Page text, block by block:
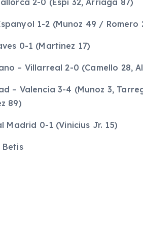
1-2 (Munoz 49 / Romero
0-1 (Martinez 17)
– Villarreal 2-0 (Camello 28,
– Valencia 3-4 (Munoz 3,
89)
Madrid 0-1 (Vinicius Jr. 15)
Betis